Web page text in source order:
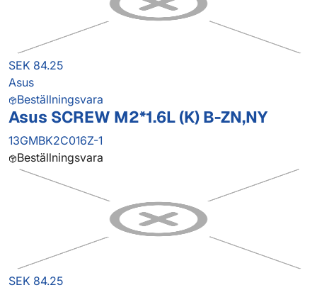
SEK 84.25
Asus
Beställningsvara
Asus SCREW M2*1.6L (K) B-ZN,NY
13GMBK2C016Z-1
Beställningsvara
SEK 84.25